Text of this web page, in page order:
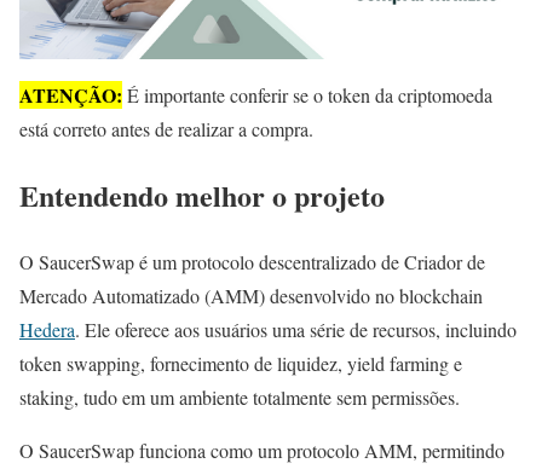
ATENÇÃO: É importante conferir se o token da criptomoeda
está correto antes de realizar a compra.
Entendendo melhor o projeto
O SaucerSwap é um protocolo descentralizado de Criador de
Mercado Automatizado (AMM) desenvolvido no blockchain
Hedera. Ele oferece aos usuários uma série de recursos, incluindo
token swapping, fornecimento de liquidez, yield farming e
staking, tudo em um ambiente totalmente sem permissões.
O SaucerSwap funciona como um protocolo AMM, permitindo